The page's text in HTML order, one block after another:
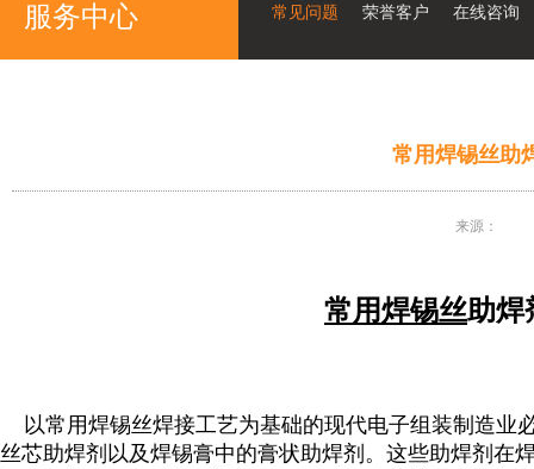
服务中心 常见问题 荣誉客户 在线咨询
常用焊锡丝助
来源：
常用焊锡丝助焊
以常用焊锡丝焊接工艺为基础的现代电子组装制造业
丝芯助焊剂以及焊锡膏中的膏状助焊剂。这些助焊剂在